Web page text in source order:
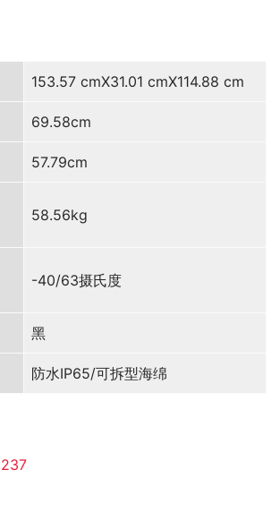
153.57 cmX31.01 cmX114.88 cm
69.58cm
57.79cm
58.56kg
-40/63摄氏度
黑
防水IP65/可拆型海绵